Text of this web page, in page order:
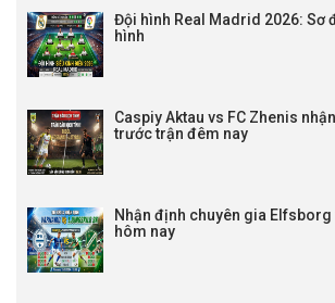
Đội hình Real Madrid 2026: Sơ
hình
Caspiy Aktau vs FC Zhenis
trước trận đêm nay
Nhận định chuyên gia
hôm nay